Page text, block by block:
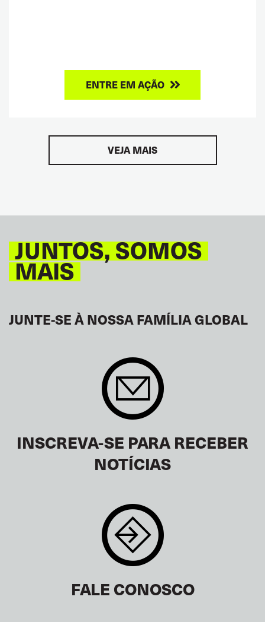
ENTRE EM AÇÃO
VEJA MAIS
JUNTOS, SOMOS
MAIS
JUNTE-SE À NOSSA FAMÍLIA GLOBAL
INSCREVA-SE PARA RECEBER
NOTÍCIAS
FALE CONOSCO